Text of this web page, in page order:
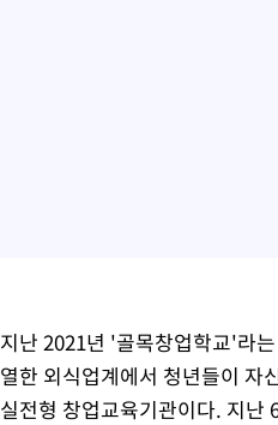
지난 2021년 '골목창업학교'라
열한 외식업계에서 청년들이 자
실전형 창업교육기관이다. 지난